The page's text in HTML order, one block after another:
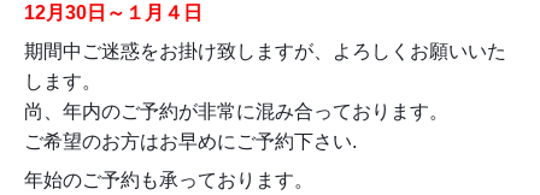
12月30日～１月４日
期間中ご迷惑をお掛け致しますが、よろしくお願いいた
します。
尚、年内のご予約が非常に混み合っております。
ご希望のお方はお早めにご予約下さい.
年始のご予約も承っております。